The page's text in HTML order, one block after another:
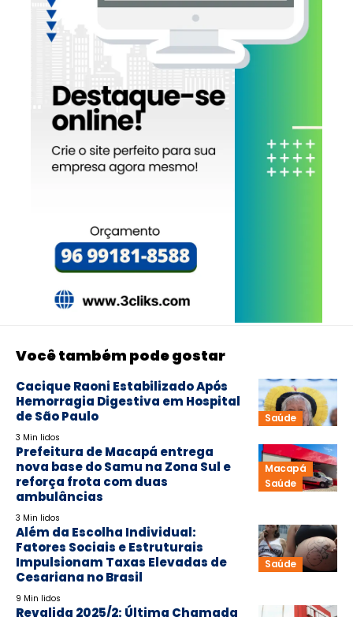
Você também pode gostar
Saúde
Cacique Raoni Estabilizado Após
Hemorragia Digestiva em Hospital
de São Paulo
3 Min lidos
Macapá
Saúde
Prefeitura de Macapá entrega
nova base do Samu na Zona Sul e
reforça frota com duas
ambulâncias
3 Min lidos
Saúde
Além da Escolha Individual:
Fatores Sociais e Estruturais
Impulsionam Taxas Elevadas de
Cesariana no Brasil
9 Min lidos
Revalida 2025/2: Última Chamada